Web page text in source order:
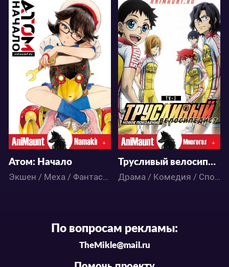
19137
0 10
+
Атом: Начало
Экшен / Меха / Фантастика / Аниме
25410
2
+
Трусливый велосипедист: Новое поколение
Драма / Комедия / Спорт / Сёнэн / Аниме
По вопросам рекламы:
TheMikle@mail.ru